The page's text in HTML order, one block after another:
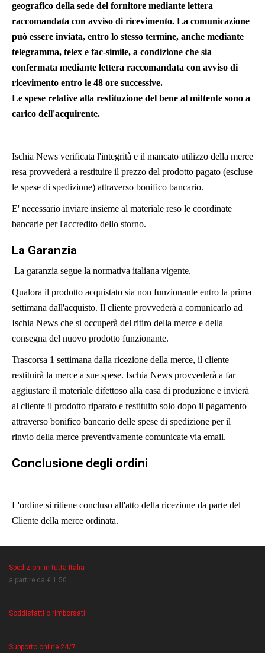
geografico della sede del fornitore mediante lettera
raccomandata con avviso di ricevimento. La comunicazione
può essere inviata, entro lo stesso termine, anche mediante
telegramma, telex e fac-simile, a condizione che sia
confermata mediante lettera raccomandata con avviso di
ricevimento entro le 48 ore successive.
Le spese relative alla restituzione del bene al mittente sono a
carico dell'acquirente.
Ischia News verificata l'integrità e il mancato utilizzo della merce
resa provvederà a restituire il prezzo del prodotto pagato (escluse
le spese di spedizione) attraverso bonifico bancario.
E' necessario inviare insieme al materiale reso le coordinate
bancarie per l'accredito dello storno.
La Garanzia
La garanzia segue la normativa italiana vigente.
Qualora il prodotto acquistato sia non funzionante entro la prima
settimana dall'acquisto. Il cliente provvederà a comunicarlo ad
Ischia News che si occuperà del ritiro della merce e della
consegna del nuovo prodotto funzionante.
Trascorsa 1 settimana dalla ricezione della merce, il cliente
restituirà la merce a sue spese. Ischia News provvederà a far
aggiustare il materiale difettoso alla casa di produzione e invierà
al cliente il prodotto riparato e restituito solo dopo il pagamento
attraverso bonifico bancario delle spese di spedizione per il
rinvio della merce preventivamente comunicate via email.
Conclusione degli ordini
L'ordine si ritiene concluso all'atto della ricezione da parte del
Cliente della merce ordinata.
Spedizioni in tutta Italia
a partire da € 1.50
Soddisfatti o rimborsati
Supporto online 24/7